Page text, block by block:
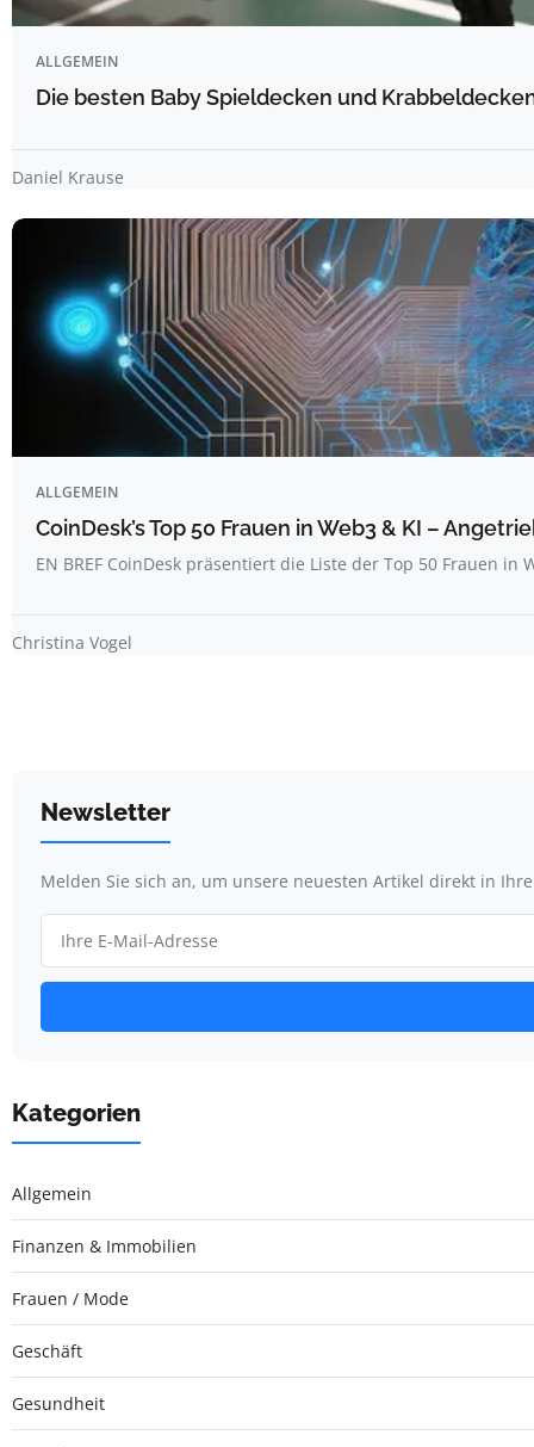
ALLGEMEIN
Die besten Baby Spieldecken und
Daniel Krause
ALLGEMEIN
CoinDesk’s Top 50 Frauen in Web3 & KI –
EN BREF CoinDesk präsentiert die Liste der Top 50 Frauen in
Christina Vogel
Newsletter
Melden Sie sich an, um unsere neuesten Artikel direkt in
Kategorien
Allgemein
Finanzen & Immobilien
Frauen / Mode
Geschäft
Gesundheit